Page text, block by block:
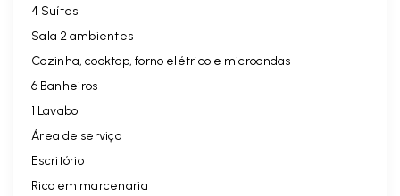
4 Suítes
Sala 2 ambientes
Cozinha, cooktop, forno elétrico e microondas
6 Banheiros
1 Lavabo
Área de serviço
Escritório
Rico em marcenaria